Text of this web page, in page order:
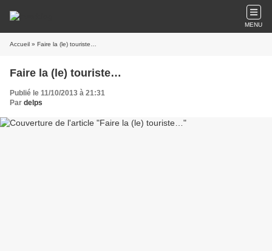
MENU
Accueil » Faire la (le) touriste…
Faire la (le) touriste…
Publié le 11/10/2013 à 21:31
Par delps